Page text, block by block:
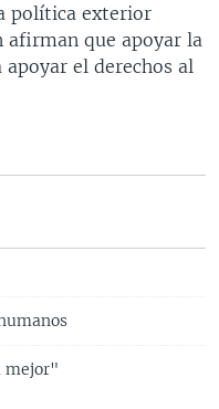
política exterior
afirman que apoyar la
el derechos al
mejor"